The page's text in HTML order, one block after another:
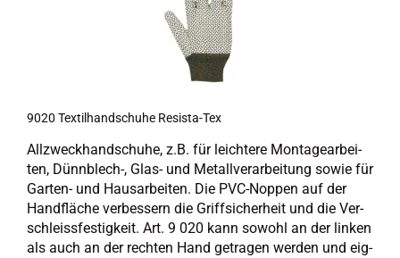
9020 Tex­til­hand­schu­he Resista-​​Tex
All­zweck­hand­schu­he, z.B. für leich­te­re Mon­ta­ge­ar­bei­
ten, Dünnblech-​, Glas- und Me­tall­ver­ar­bei­tung sowie für
Garten-​ und Haus­ar­bei­ten. Die PVC-​Noppen auf der
Hand­flä­che ver­bes­sern die Griff­si­cher­heit und die Ver­
schleiss­fes­tig­keit. Art. 9 020 kann so­wohl an der lin­ken
als auch an der rech­ten Hand ge­tra­gen wer­den und eig­